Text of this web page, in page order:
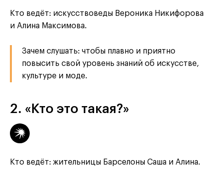
Кто ведёт: искусствоведы Вероника Никифорова
и Алина Максимова.
Зачем слушать: чтобы плавно и приятно
повысить свой уровень знаний об искусстве,
культуре и моде.
2. «Кто это такая?»
Кто ведёт: жительницы Барселоны Саша и Алина.